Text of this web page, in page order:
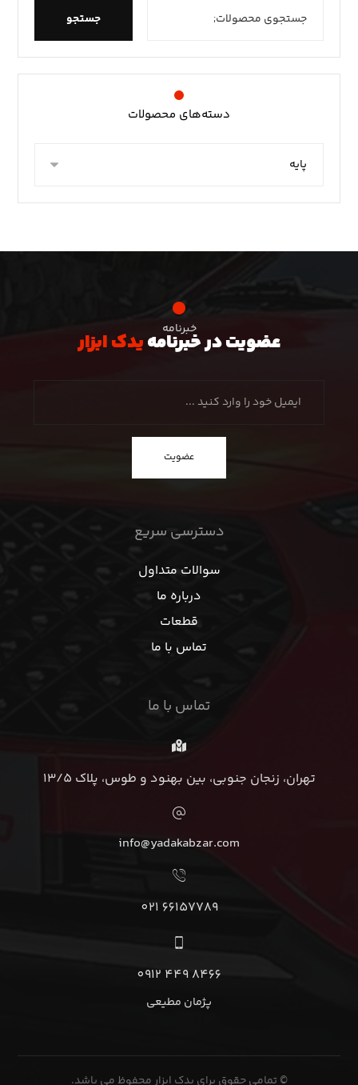
جستجو
دسته‌های محصولات
خبرنامه
عضویت در خبرنامهیدک ابزار
عضویت
دسترسی سریع
سوالات متداول
درباره ما
قطعات
تماس با ما
تماس با ما
تهران، زنجان جنوبی، بین بهنود و طوس، پلاک 13/5
info@yadakabzar.com
66157789 021
8466 449 0912
پژمان مطیعی
© تمامی حقوق برای یدک ابزار محفوظ می باشد.